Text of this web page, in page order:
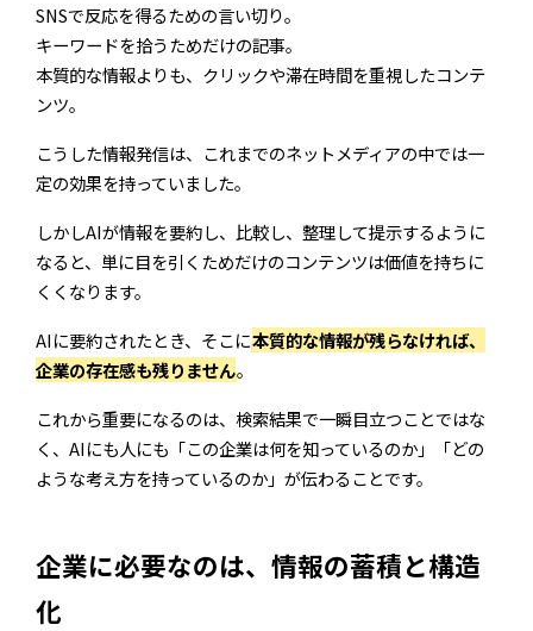
ばらばら。 ネットワーク愛知
SNSで反応を得るための言い切り。
キーワードを拾うためだけの記事。
本質的な情報よりも、クリックや滞在時間を重視したコンテ
ンツ。
こうした情報発信は、これまでのネットメディアの中では一
定の効果を持っていました。
しかしAIが情報を要約し、比較し、整理して提示するように
なると、単に目を引くためだけのコンテンツは価値を持ちに
くくなります。
AIに要約されたとき、そこに本質的な情報が残らなければ、
企業の存在感も残りません。
これから重要になるのは、検索結果で一瞬目立つことではな
く、AIにも人にも「この企業は何を知っているのか」「どの
ような考え方を持っているのか」が伝わることです。
企業に必要なのは、情報の蓄積と構造
化